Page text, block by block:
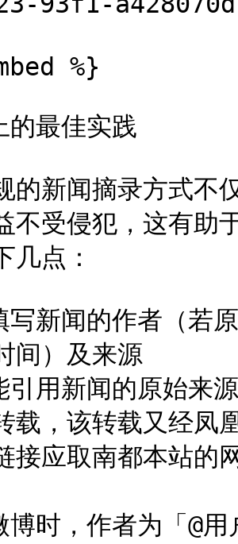
%}
最佳实践
的新闻摘录方式不
不受侵犯，这有助
几点：
新闻的作者（若
间）及来源
用新闻的原始来
载，该转载又经凤
接应取南都本站的
时，作者为「@